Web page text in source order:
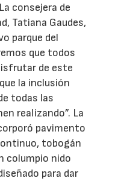
consejera de
Tatiana Gaudes,
parque del
que todos
de este
la inclusión
todas las
realizando”. La
pavimento
tobogán
columpio nido
para dar